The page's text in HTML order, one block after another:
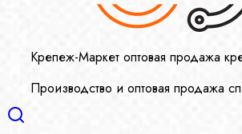
Крепеж-Маркет оптовая продажа
Производство и оптовая продажа